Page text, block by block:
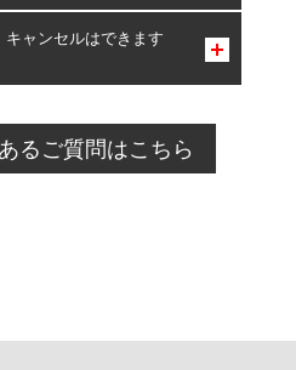
は可能です。
み合わせに限り、同時にご予約が
ャンセルはできます
前を過ぎている場合のご予約
は、直接ご予約の店舗まで
るご質問はこちら